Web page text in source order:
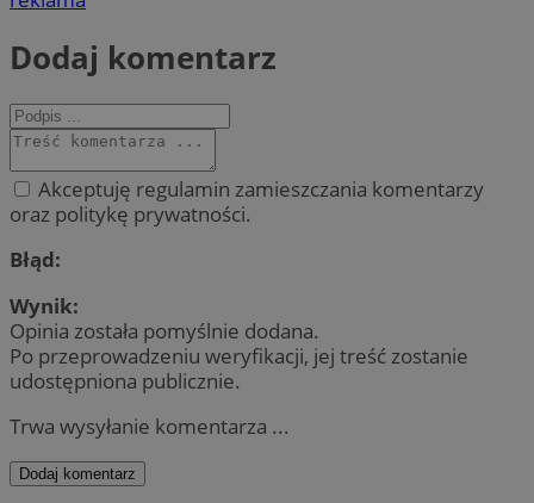
Dodaj komentarz
Akceptuję regulamin zamieszczania komentarzy
oraz politykę prywatności.
Błąd:
Wynik:
Opinia została pomyślnie dodana.
Po przeprowadzeniu weryfikacji, jej treść zostanie
udostępniona publicznie.
Trwa wysyłanie komentarza ...
Dodaj komentarz